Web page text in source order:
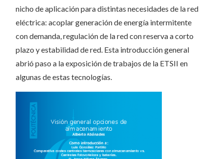
nicho de aplicación para distintas necesidades de la red
eléctrica: acoplar generación de energía intermitente
con demanda, regulación de la red con reserva a corto
plazo y estabilidad de red. Esta introducción general
abrió paso a la exposición de trabajos de la ETSII en
algunas de estas tecnologías.